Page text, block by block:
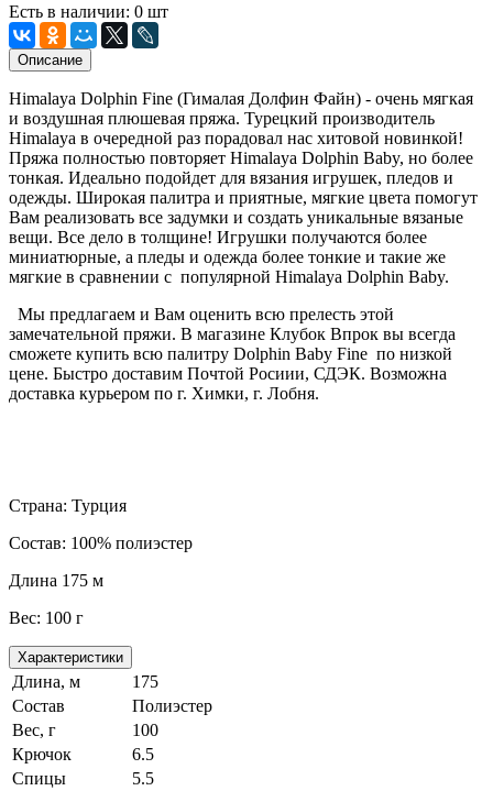
Есть в наличии: 0 шт
Описание
Himalaya Dolphin Fine (Гималая Долфин Файн) - очень мягкая
и воздушная плюшевая пряжа. Турецкий производитель
Himalaya в очередной раз порадовал нас хитовой новинкой!
Пряжа полностью повторяет Himalaya Dolphin Baby, но более
тонкая. Идеально подойдет для вязания игрушек, пледов и
одежды. Широкая палитра и приятные, мягкие цвета помогут
Вам реализовать все задумки и создать уникальные вязаные
вещи. Все дело в толщине! Игрушки получаются более
миниатюрные, а пледы и одежда более тонкие и такие же
мягкие в сравнении с популярной Himalaya Dolphin Baby.
Мы предлагаем и Вам оценить всю прелесть этой
замечательной пряжи. В магазине Клубок Впрок вы всегда
сможете купить всю палитру Dolphin Baby Fine по низкой
цене. Быстро доставим Почтой Росиии, СДЭК. Возможна
доставка курьером по г. Химки, г. Лобня.
Страна: Турция
Состав: 100% полиэстер
Длина 175 м
Вес: 100 г
Характеристики
Длина, м
175
Состав
Полиэстер
Вес, г
100
Крючок
6.5
Спицы
5.5